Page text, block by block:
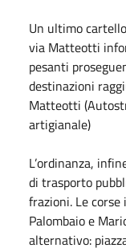
Un ultimo
via Matteotti
pesanti
destinazioni
Matteotti
artigianale)
L’ordinanza,
di trasporto
frazioni. Le
Palombaio e
alternativo: